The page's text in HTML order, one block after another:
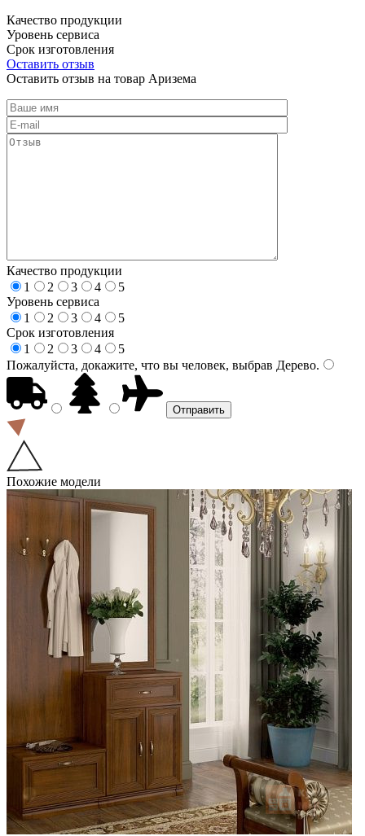
Качество продукции
Уровень сервиса
Срок изготовления
Оставить отзыв
Оставить отзыв на товар Аризема
Качество продукции
1
2 3 4
5
Уровень сервиса
1
2 3 4
5
Срок изготовления
1
2 3 4
5
Пожалуйста, докажите, что вы человек, выбрав Дерево.
Похожие модели